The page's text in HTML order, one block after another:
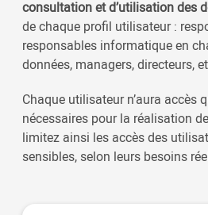
consultation et d’utilisation des
de chaque profil utilisateur :
responsables informatique en
données, managers, directeurs,
Chaque utilisateur n’aura accès
nécessaires pour la réalisation
limitez ainsi les accès des
sensibles, selon leurs besoins